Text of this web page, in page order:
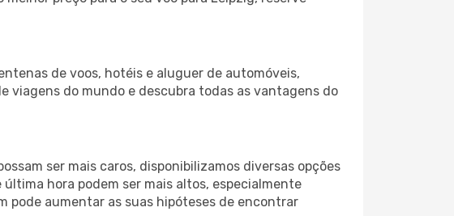
de voos, hotéis e aluguer de automóveis,
viagens do mundo e descubra todas as vantagens do
ser mais caros, disponibilizamos diversas opções
hora podem ser mais altos, especialmente
pode aumentar as suas hipóteses de encontrar